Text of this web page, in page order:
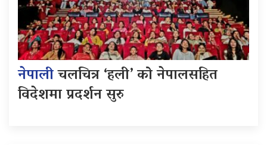
नेपालीचलचित्र ‘हली’ को नेपालसहित
विदेशमा प्रदर्शन सुरु